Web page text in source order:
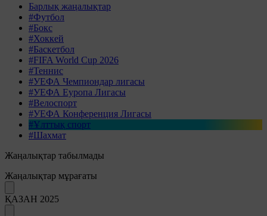
Барлық жаңалықтар
#Футбол
#Бокс
#Хоккей
#Баскетбол
#FIFA World Cup 2026
#Теннис
#УЕФА Чемпиондар лигасы
#УЕФА Еуропа Лигасы
#Велоспорт
#УЕФА Конференция Лигасы
#Ұлттық спорт
#Шахмат
Жаңалықтар табылмады
Жаңалықтар мұрағаты
ҚАЗАН 2025